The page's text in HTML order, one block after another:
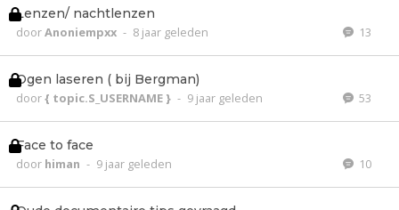
Lenzen/ nachtlenzen
doorAnoniempxx - 8 jaar geleden 13
Ogen laseren ( bij Bergman)
door{ topic.S_USERNAME } - 9 jaar geleden 53
Face to face
door himan - 9 jaar geleden 10